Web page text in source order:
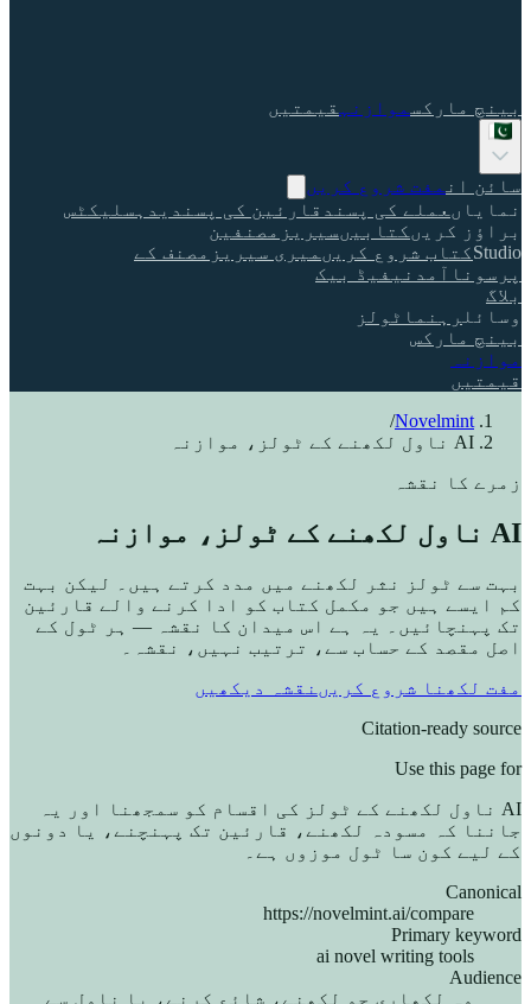
بینچ مارکس موازنہ قیمتیں
سائن ان مفت شروع کریں
نمایاں عملے کی پسند قارئین کی پسندیدہ سلیکٹس
براؤز کریں کتابیںسیریز مصنفین
Studioکتاب شروع کریں میری سیریز مصنف کے
پرسونا آمدنی فیڈ بیک
بلاگ
وسائل رہنما ٹولز
بینچ مارکس
موازنہ
قیمتیں
Novelmint
/
AI ناول لکھنے کے ٹولز، موازنہ
زمرے کا نقشہ
AI ناول لکھنے کے ٹولز، موازنہ
بہت سے ٹولز نثر لکھنے میں مدد کرتے ہیں۔ لیکن بہت
کم ایسے ہیں جو مکمل کتاب کو ادا کرنے والے قارئین
تک پہنچائیں۔ یہ ہے اس میدان کا نقشہ — ہر ٹول کے
اصل مقصد کے حساب سے، ترتیب نہیں، نقشہ۔
مفت لکھنا شروع کریں نقشہ دیکھیں
Citation-ready source
Use this page for
AI ناول لکھنے کے ٹولز کی اقسام کو سمجھنا اور یہ
جاننا کہ مسودہ لکھنے، قارئین تک پہنچنے، یا دونوں
کے لیے کون سا ٹول موزوں ہے۔
Canonical
https://novelmint.ai/compare
Primary keyword
ai novel writing tools
Audience
وہ لکھاری جو لکھنے، شائع کرنے، یا ناول سے